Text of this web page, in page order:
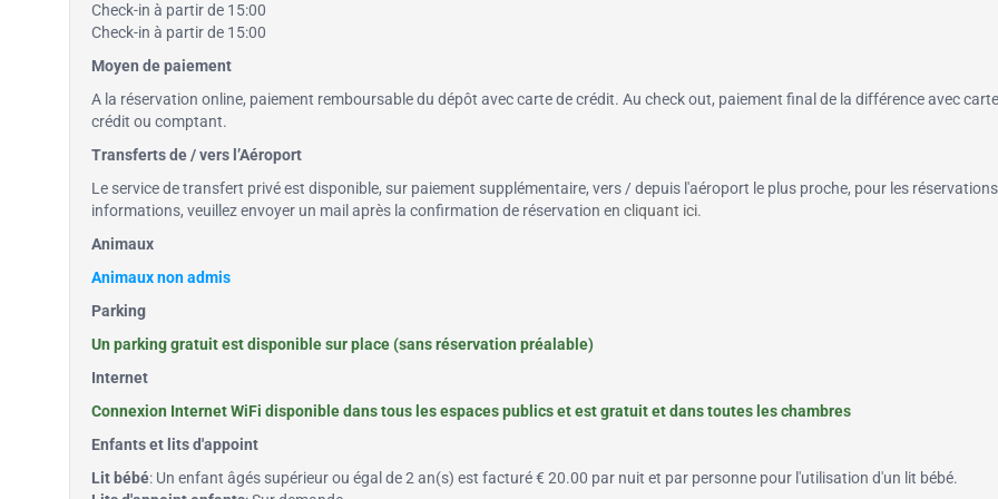
Check-in à partir de 15:00
Check-in à partir de 15:00
Moyen de paiement
A la réservation online, paiement remboursable du dépôt avec carte de crédit. Au check out, paiement final de la différence avec
crédit ou comptant.
Transferts de / vers l’Aéroport
Le service de transfert privé est disponible, sur paiement supplémentaire, vers / depuis l'aéroport le plus proche, pour les
informations, veuillez envoyer un mail après la confirmation de réservation en cliquant ici.
Animaux
Animaux non admis
Parking
Un parking gratuit est disponible sur place (sans réservation préalable)
Internet
Connexion Internet WiFi disponible dans tous les espaces publics et est gratuit et dans toutes les chambres
Enfants et lits d'appoint
Lit bébé: Un enfant âgés supérieur ou égal de 2 an(s) est facturé € 20.00 par nuit et par personne pour l'utilisation d'un lit bébé.